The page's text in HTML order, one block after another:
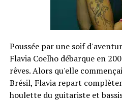
Poussée par une soif
Flavia Coelho débarque en
rêves. Alors qu'elle
Brésil, Flavia repart
houlette du guitariste et